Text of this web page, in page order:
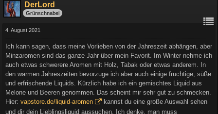
DerLord
Grünschnabel
4. August 2021
Ich kann sagen, dass meine Vorlieben von der Jahreszeit abhängen, aber
Minzaromen sind das ganze Jahr über mein Favorit. Im Winter nehme ich
auch etwas schwerere Aromen mit Holz, Tabak oder etwas anderem. In
den warmen Jahreszeiten bevorzuge ich aber auch einige fruchtige, süße
und erfrischende Liquids. Kürzlich habe ich ein gemischtes Liquid aus
Melone und Beeren genommen. Das scheint mir sehr gut zu schmecken.
Hier: vapstore.de/liquid-aromen
kannst du eine große Auswahl sehen
und dir dein Lieblingsliquid aussuchen. Ich denke, man muss